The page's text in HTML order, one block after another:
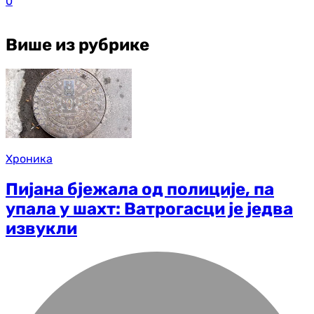
Више из рубрике
Хроника
Пијана бјежала од полиције, па
упала у шахт: Ватрогасци је једва
извукли